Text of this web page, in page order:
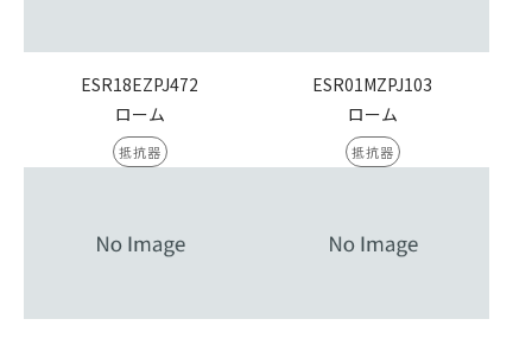
ESR18EZPJ472
ローム
抵抗器
ESR01MZPJ103
ローム
抵抗器